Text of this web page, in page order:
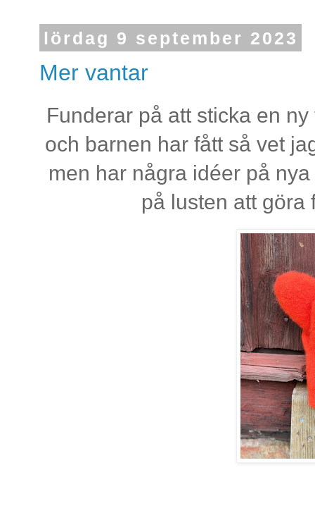
lördag 9 september 2023
Mer vantar
Funderar på att sticka en
och barnen har fått så vet
men har några idéer på
på lusten att